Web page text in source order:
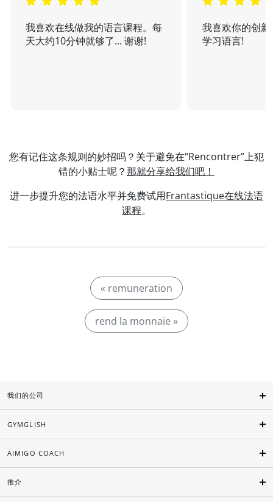
我喜欢在线做我的语言课程。每
天大约10分钟就够了... 谢谢!
我喜欢你的创
学习语言!
您有记住这条规则的妙招吗？关于避免在“Rencontrer”上犯
错的小贴士呢？那就分享给我们吧！
进一步提升您的法语水平并免费试用Frantastique在线法语
课程。
« remuneration
rend la monnaie »
我们的公司
GYMGLISH
AIMIGO COACH
推介